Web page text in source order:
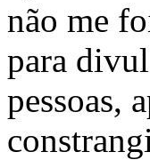
não me
para
pessoas,